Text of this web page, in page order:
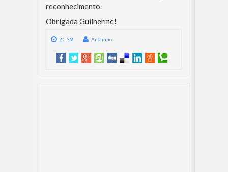
reconhecimento.
Obrigada Guilherme!
21:39 Anônimo